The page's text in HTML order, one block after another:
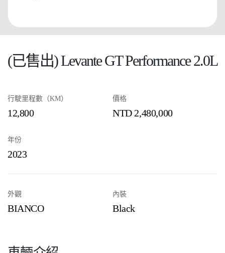
(已售出) Levante GT Performance 2.0L
行駛里程數（KM）
12,800
價格
NTD 2,480,000
年份
2023
外觀
BIANCO
內裝
Black